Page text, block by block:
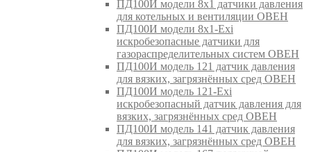
ПД100И модели 8х1 датчики давления
для котельных и вентиляции ОВЕН
ПД100И модели 8х1-Exi
искробезопасные датчики для
газораспределительных систем ОВЕН
ПД100И модель 121 датчик давления
для вязких, загрязнённых сред ОВЕН
ПД100И модель 121-Exi
искробезопасный датчик давления для
вязких, загрязнённых сред ОВЕН
ПД100И модель 141 датчик давления
для вязких, загрязнённых сред ОВЕН